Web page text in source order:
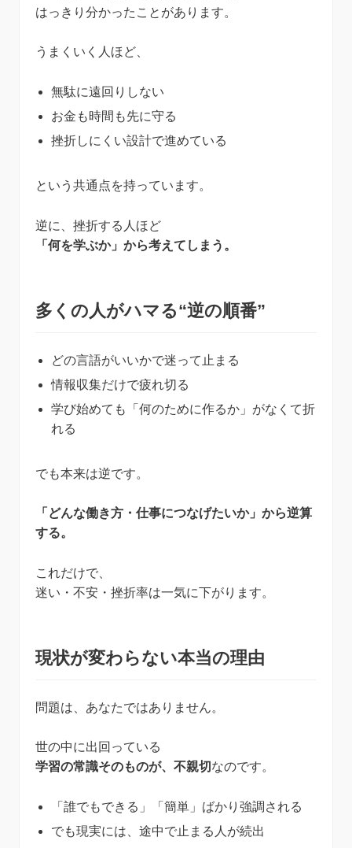
はっきり分かったことがあります。
うまくいく人ほど、
無駄に遠回りしない
お金も時間も先に守る
挫折しにくい設計で進めている
という共通点を持っています。
逆に、挫折する人ほど
「何を学ぶか」から考えてしまう。
多くの人がハマる“逆の順番”
どの言語がいいかで迷って止まる
情報収集だけで疲れ切る
学び始めても「何のために作るか」がなくて折
れる
でも本来は逆です。
「どんな働き方・仕事につなげたいか」から逆算
する。
これだけで、
迷い・不安・挫折率は一気に下がります。
現状が変わらない本当の理由
問題は、あなたではありません。
世の中に出回っている
学習の常識そのものが、不親切 なのです。
「誰でもできる」「簡単」ばかり強調される
でも現実には、途中で止まる人が続出